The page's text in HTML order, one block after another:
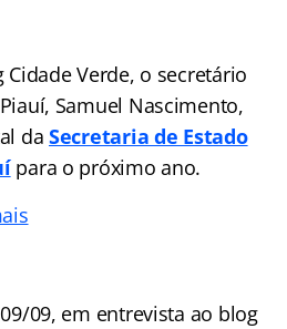
Verde, o secretário
Samuel Nascimento,
da Secretaria de Estado
para o próximo ano.
09, em entrevista ao blog